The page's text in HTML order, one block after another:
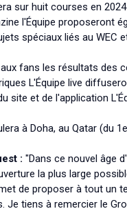
sur huit courses en
l'Équipe proposeront
spéciaux liés au WEC
fans les résultats des
L'Équipe live
site et de l'application
à Doha, au Qatar (du
: "Dans ce nouvel âge
la plus large
de proposer à tout un
Je tiens à remercier le